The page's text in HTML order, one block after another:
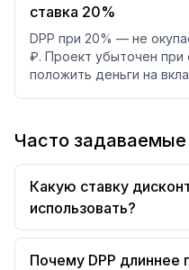
ставка 20%
DPP при 20% — не
₽. Проект убыточен
положить деньги на
Часто
Какую ставку
использовать?
Почему DPP длиннее